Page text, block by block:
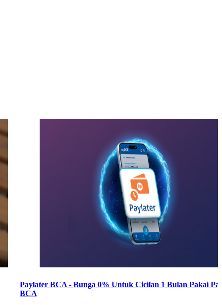
Paylater BCA - Bunga 0% Untuk Cicilan 1 Bulan Pakai
BCA